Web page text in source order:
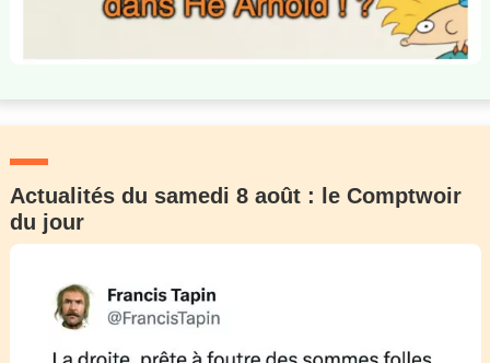
Actualités du samedi 8 août : le Comptwoir
du jour